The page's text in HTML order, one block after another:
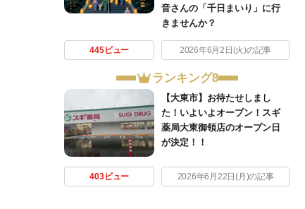
音さんの「千日まいり」に行
きませんか？
445ビュー 2026年6月2日(火)の記事
ランキング8
【大東市】お待たせしまし
た！いよいよオープン！スギ
薬局大東御領店のオープン日
が決定！！
403ビュー 2026年6月22日(月)の記事